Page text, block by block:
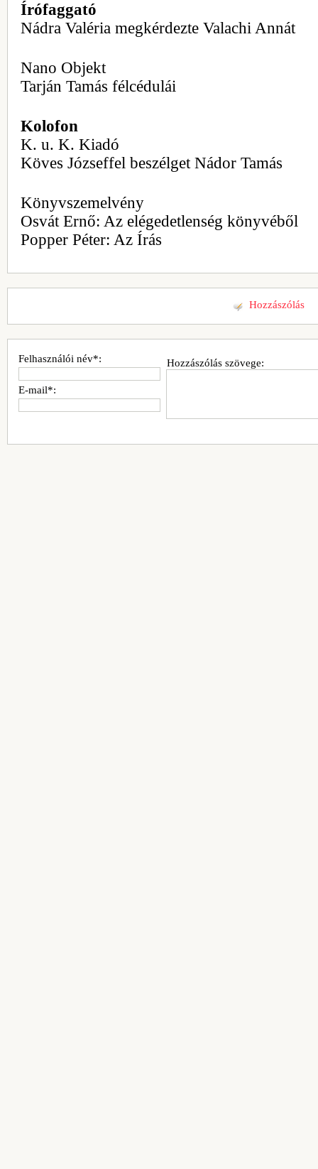
Írófaggató
Nádra Valéria megkérdezte Valachi Annát
Nano Objekt
Tarján Tamás félcédulái
Kolofon
K. u. K. Kiadó
Köves Józseffel beszélget Nádor Tamás
Könyvszemelvény
Osvát Ernő: Az elégedetlenség könyvéből
Popper Péter: Az Írás
Hozzászólás
Hozzászólás szövege:
Felhasználói név*:
E-mail*: